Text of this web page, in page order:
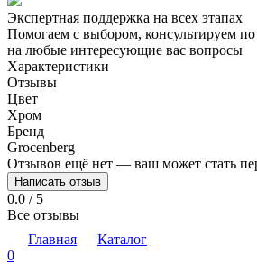
Экспертная поддержка на всех этапах
Помогаем с выбором, консультируем по
на любые интересующие вас вопросы
Характеристики
Отзывы
Цвет
Хром
Бренд
Grocenberg
Отзывов ещё нет — ваш может стать
Написать отзыв
0.0 / 5
Все отзывы
Главная
Каталог
0